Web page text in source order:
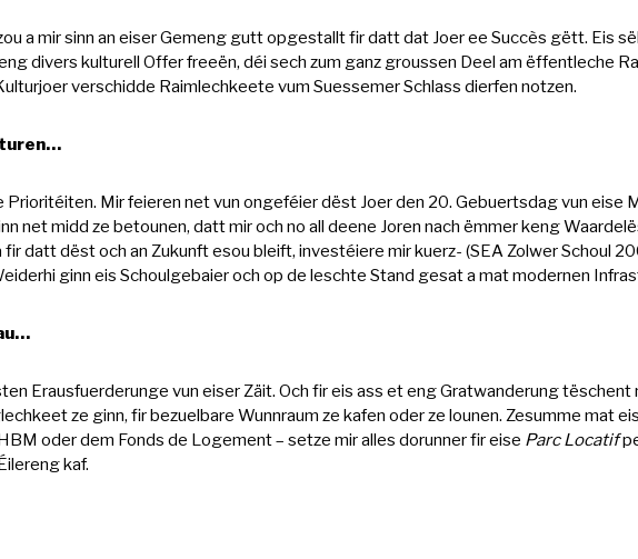
a mir sinn an eiser Gemeng gutt opgestallt fir datt dat Joer ee Succès gëtt. Eis
divers kulturell Offer freeën, déi sech zum ganz groussen Deel am ëffentleche
verschidde Raimlechkeete vum Suessemer Schlass dierfen notzen.
Mir feieren net vun ongeféier dëst Joer den 20. Gebuertsdag vun eise
net midd ze betounen, datt mir och no all deene Joren nach ëmmer keng
datt dëst och an Zukunft esou bleift, investéiere mir kuerz- (SEA Zolwer Schoul
ginn eis Schoulgebaier och op de leschte Stand gesat a mat modernen
Erausfuerderunge vun eiser Zäit. Och fir eis ass et eng Gratwanderung tëschent
ze ginn, fir bezuelbare Wunnraum ze kafen oder ze lounen. Zesumme mat
oder dem Fonds de Logement – setze mir alles dorunner fir eise Parc Locatif
kaf.